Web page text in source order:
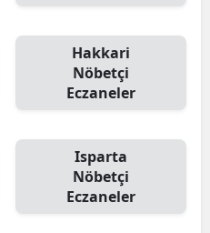
Hakkari
Nöbetçi
Eczaneler
Isparta
Nöbetçi
Eczaneler